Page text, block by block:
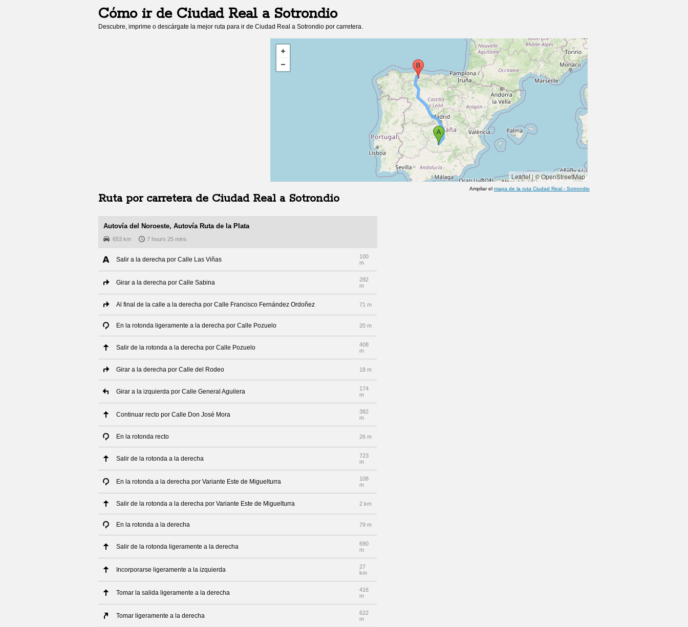
Cómo ir de Ciudad Reala Sotrondio
Descubre, imprime o descárgate la mejor ruta para ir de Ciudad Real a Sotrondio por carretera.
Leaflet|© OpenStreetMap
Ampliar el mapa de la ruta Ciudad Real - Sotrondio
Ruta por carretera de Ciudad Real a Sotrondio
Autovía del Noroeste, Autovía Ruta de la Plata
653 km 7 hours 25 mins
Salir a la derecha por Calle Las Viñas
100
m
Girar a la derecha por Calle Sabina
282
m
Al final de la calle a la derecha por Calle Francisco Fernández Ordoñez 71 m
En la rotonda ligeramente a la derecha por Calle Pozuelo 20 m
Salir de la rotonda a la derecha por Calle Pozuelo
408
m
Girar a la derecha por Calle del Rodeo 18 m
Girar a la izquierda por Calle General Aguilera
174
m
Continuar recto por Calle Don José Mora
382
m
En la rotonda recto 26 m
Salir de la rotonda a la derecha
723
m
En la rotonda a la derecha por Variante Este de Miguelturra
108
m
Salir de la rotonda a la derecha por Variante Este de Miguelturra 2 km
En la rotonda a la derecha 79 m
Salir de la rotonda ligeramente a la derecha
690
m
Incorporarse ligeramente a la izquierda
27
km
Tomar la salida ligeramente a la derecha
416
m
Tomar ligeramente a la derecha
622
m